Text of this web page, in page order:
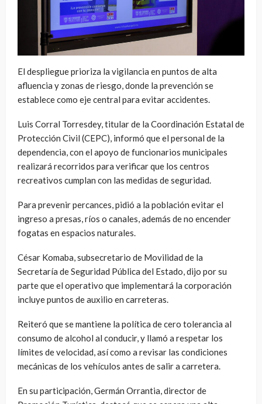
El despliegue prioriza la vigilancia en puntos de alta
afluencia y zonas de riesgo, donde la prevención se
establece como eje central para evitar accidentes.
Luis Corral Torresdey, titular de la Coordinación Estatal de
Protección Civil (CEPC), informó que el personal de la
dependencia, con el apoyo de funcionarios municipales
realizará recorridos para verificar que los centros
recreativos cumplan con las medidas de seguridad.
Para prevenir percances, pidió a la población evitar el
ingreso a presas, ríos o canales, además de no encender
fogatas en espacios naturales.
César Komaba, subsecretario de Movilidad de la
Secretaría de Seguridad Pública del Estado, dijo por su
parte que el operativo que implementará la corporación
incluye puntos de auxilio en carreteras.
Reiteró que se mantiene la política de cero tolerancia al
consumo de alcohol al conducir, y llamó a respetar los
límites de velocidad, así como a revisar las condiciones
mecánicas de los vehículos antes de salir a carretera.
En su participación, Germán Orrantia, director de